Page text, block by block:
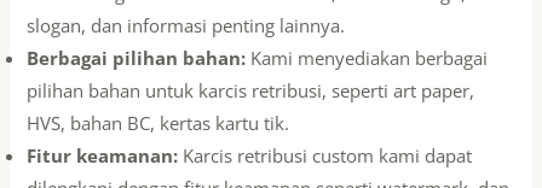
slogan, dan informasi penting lainnya.
Berbagai pilihan bahan: Kami menyediakan berbagai
pilihan bahan untuk karcis retribusi, seperti art paper,
HVS, bahan BC, kertas kartu tik.
Fitur keamanan: Karcis retribusi custom kami dapat